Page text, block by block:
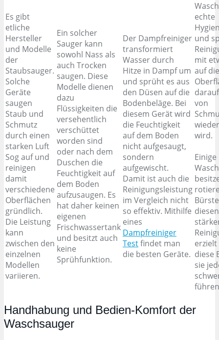
Es gibt
etliche
Hersteller
und Modelle
der
Staubsauger.
Solche
Geräte
saugen
Staub und
Schmutz
durch einen
starken Luft
Sog auf und
reinigen
damit
verschiedene
Oberflächen
gründlich.
Die Leistung
kann
zwischen den
einzelnen
Modellen
variieren.
Ein solcher
Sauger kann
sowohl Nass als
auch Trocken
saugen. Diese
Modelle dienen
dazu
Flüssigkeiten die
versehentlich
verschüttet
worden sind
oder nach dem
Duschen die
Feuchtigkeit auf
dem Boden
aufzusaugen. Es
hat daher keinen
eigenen
Frischwassertank
und besitzt auch
keine
Sprühfunktion.
Der Dampfreiniger
transformiert
Wasser durch
Hitze in Dampf um
und sprüht es aus
den Düsen auf die
Bodenbeläge. Bei
diesem Gerät wird
die Feuchtigkeit
auf dem Boden
nicht aufgesaugt,
sondern
aufgewischt.
Damit ist auch die
Reinigungsleistung
im Vergleich nicht
so effektiv. Mithilfe
eines
Dampfreiniger
Testfindet man
die besten Geräte.
echte
und
mit
auf die
von
wird.
Einige
diese
sie
Handhabung und Bedien-Komfort der
Waschsauger